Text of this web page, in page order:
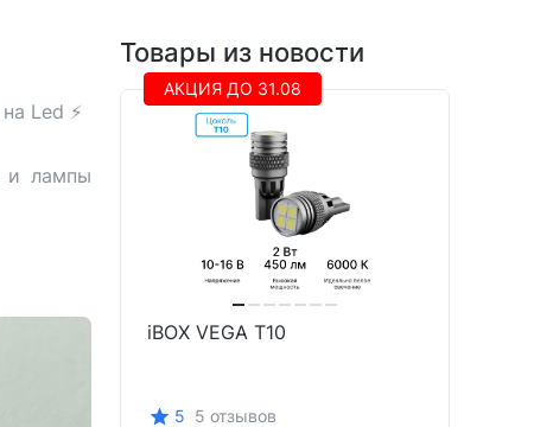
Led ⚡️
и лампы
Товары из новости
АКЦИЯ ДО 31.08
iBOX VEGA T10
5 5 отзывов